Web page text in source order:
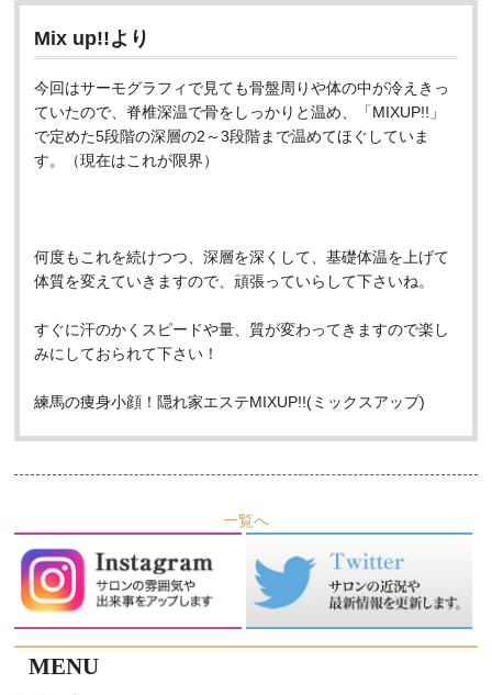
Mix up!!より
今回はサーモグラフィで見ても骨盤周りや体の中が冷えきっ
ていたので、脊椎深温で骨をしっかりと温め、「MIXUP!!」
で定めた5段階の深層の2～3段階まで温めてほぐしていま
す。（現在はこれが限界）
何度もこれを続けつつ、深層を深くして、基礎体温を上げて
体質を変えていきますので、頑張っていらして下さいね。
すぐに汗のかくスピードや量、質が変わってきますので楽し
みにしておられて下さい！
練馬の痩身小顔！隠れ家エステMIXUP!!(ミックスアップ)
一覧へ
MENU